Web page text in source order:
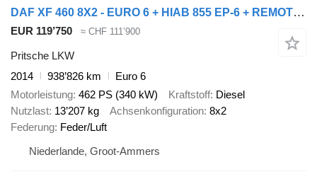
DAF XF 460 8X2 - EURO 6 + HIAB 855 EP-6 + REMOTE + STEERING AXLE
EUR 119’750 ≈ CHF 111’900
Pritsche LKW
2014
938’826 km
Euro 6
Motorleistung 462 PS (340 kW) Kraftstoff Diesel
Nutzlast 13’207 kg Achsenkonfiguration 8x2
Federung Feder/Luft
Niederlande, Groot-Ammers